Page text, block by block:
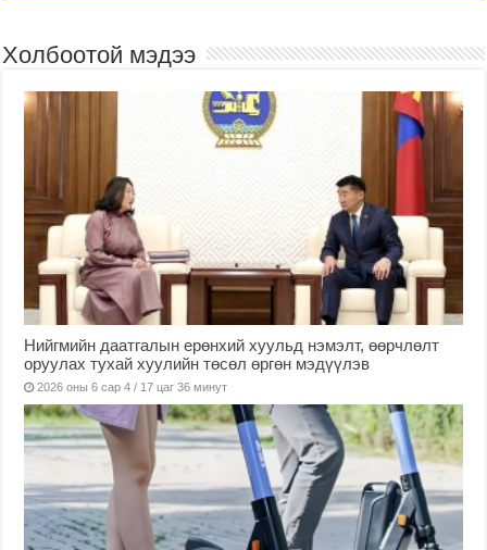
Холбоотой мэдээ
Нийгмийн даатгалын ерөнхий хуульд нэмэлт, өөрчлөлт
оруулах тухай хуулийн төсөл өргөн мэдүүлэв
2026 оны 6 сар 4 / 17 цаг 36 минут